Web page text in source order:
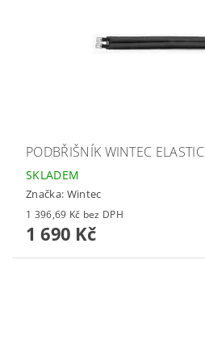
PODBŘIŠNÍK WINTEC ELASTIC
SKLADEM
Značka: Wintec
1 396,69 Kč bez DPH
1 690 Kč